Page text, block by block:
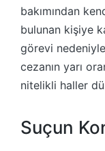
bakımından
bulunan kişiye
görevi
cezanın yarı
nitelikli haller
Suçun